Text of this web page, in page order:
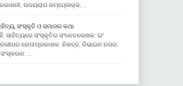
ଉଦୟରାଗ କମ୍ପେ୍ଲକ୍ସ, …
ସଂସ୍କୃତି ଓ ସମାଜର କଥା
ସାହିତ୍ୟରେ ସଂସ୍କୃତିର ସଂକେତଲେଖକ: ଇଂ
ହୋତାପ୍ରକାଶକ: ନିଶବ୍ଦ, ଡିଭାଇନ ନଗର,
…